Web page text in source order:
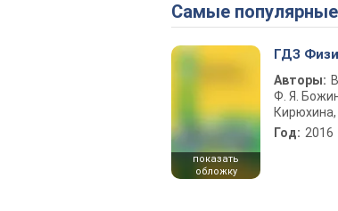
Самые
показать
обложку
ГДЗ
Авторы:
Ф. Я.
Год: 2016